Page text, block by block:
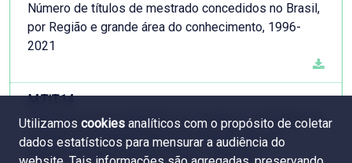
Número de títulos de mestrado concedidos no Brasil,
por Região e grande área do conhecimento, 1996-
2021
M.TIT.14
Índices de especialização das regiões na titulação de
mestres, por grande área do conhecimento em
relação à média nacional, Brasil, 1996-2021
Utilizamos cookies analíticos com o propósito de coletar
dados estatísticos para mensurar a audiência do